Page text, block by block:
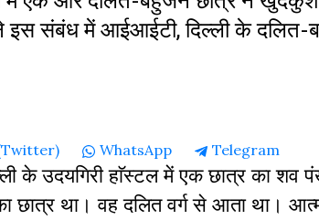
इस संबंध में आईआईटी, दिल्ली के दलित-
Share
on
WhatsApp
Share
on
Telegram
के उदयगिरी हाॅस्टल में एक छात्र का शव
छात्र था। वह दलित वर्ग से आता था।